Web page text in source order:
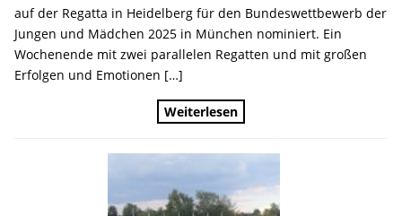
auf der Regatta in Heidelberg für den Bundeswettbewerb der
Jungen und Mädchen 2025 in München nominiert. Ein
Wochenende mit zwei parallelen Regatten und mit großen
Erfolgen und Emotionen […]
Weiterlesen